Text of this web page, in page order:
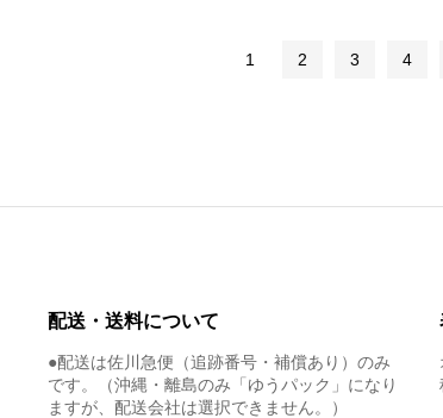
1 2 3 4
配送・送料について
●配送は佐川急便（追跡番号・補償あり）のみ
です。（沖縄・離島のみ「ゆうパック」になり
ますが、配送会社は選択できません。）